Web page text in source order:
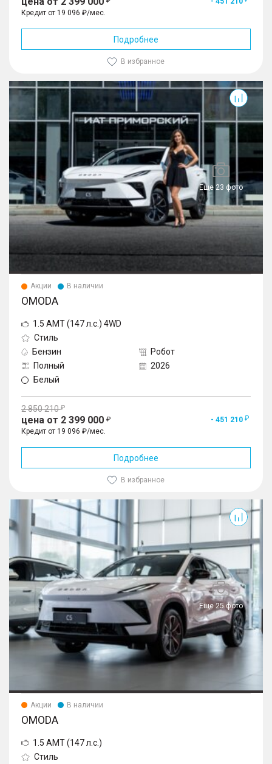
Кредит от 19 096 ₽/мес.
Подробнее
В избранное
Еще 23 фото
Акции В наличии
OMODA
1.5 AMT (147 л.с.) 4WD
Стиль
Бензин
Робот
Полный
2026
Белый
2 850 210
цена от 2 399 000
- 451 210
Кредит от 19 096 ₽/мес.
Подробнее
В избранное
Еще 25 фото
Акции В наличии
OMODA
1.5 AMT (147 л.с.)
Стиль